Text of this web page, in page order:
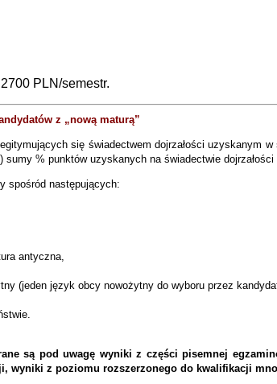
PLN/semestr.
z „nową maturą”
się świadectwem dojrzałości uzyskanym
sumy % punktów uzyskanych na świadectwie
spośród następujących:
antyczna,
(jeden język obcy nowożytny do wyboru przez
są pod uwagę wyniki z części pisemnej
wyniki z poziomu rozszerzonego do kwalifikacji